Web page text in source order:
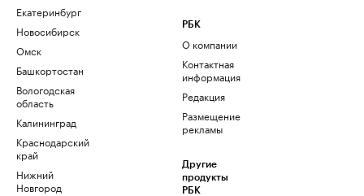
Екатеринбург
Новосибирск
Омск
Башкортостан
Вологодская
область
Калининград
Краснодарский
край
Нижний
Новгород
РБК
О компании
Контактная
информация
Редакция
Размещение
рекламы
Другие
продукты
РБК